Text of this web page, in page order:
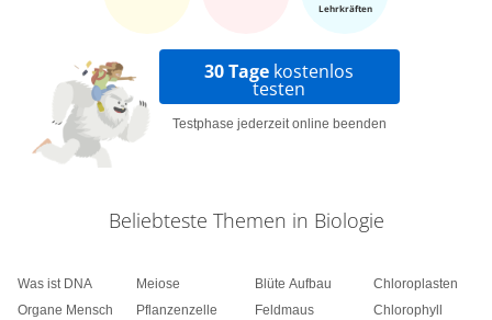
Lehrkräften
30 Tage kostenlos
testen
Testphase jederzeit online beenden
Beliebteste Themen in Biologie
Was ist DNA
Organe Mensch
Meiose
Pflanzenzelle
Blüte Aufbau
Feldmaus
Chloroplasten
Chlorophyll